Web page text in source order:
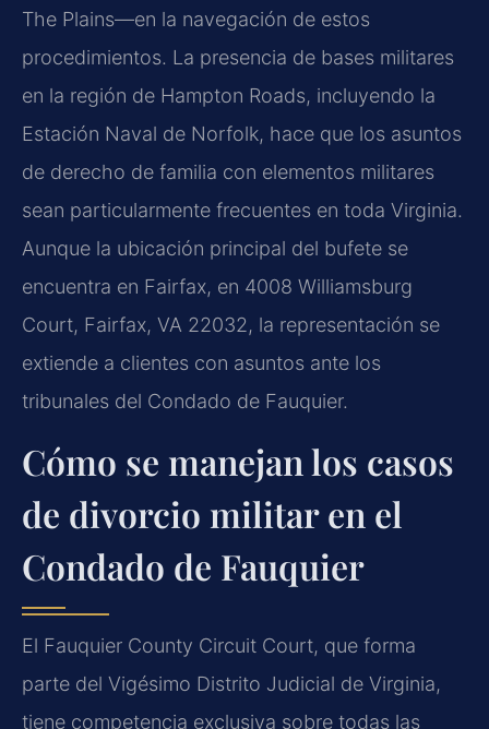
The Plains—en la navegación de estos
procedimientos. La presencia de bases militares
en la región de Hampton Roads, incluyendo la
Estación Naval de Norfolk, hace que los asuntos
de derecho de familia con elementos militares
sean particularmente frecuentes en toda Virginia.
Aunque la ubicación principal del bufete se
encuentra en Fairfax, en 4008 Williamsburg
Court, Fairfax, VA 22032, la representación se
extiende a clientes con asuntos ante los
tribunales del Condado de Fauquier.
Cómo se manejan los casos
de divorcio militar en el
Condado de Fauquier
El Fauquier County Circuit Court, que forma
parte del Vigésimo Distrito Judicial de Virginia,
tiene competencia exclusiva sobre todas las